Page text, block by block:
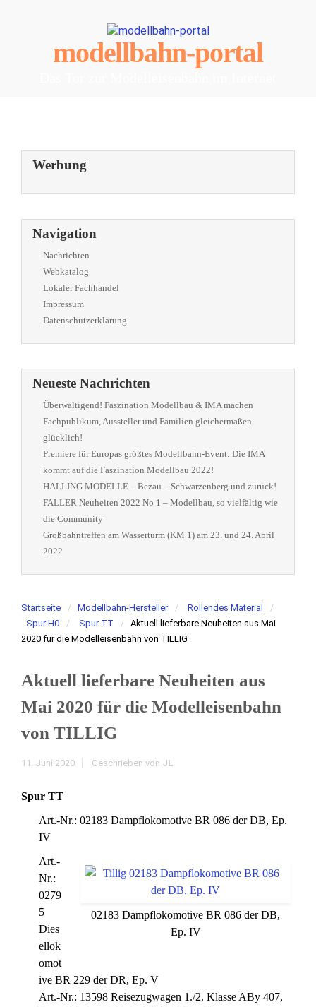
modellbahn-portal
Werbung
Navigation
Nachrichten
Webkatalog
Lokaler Fachhandel
Impressum
Datenschutzerklärung
Neueste Nachrichten
Überwältigend! Faszination Modellbau & IMA machen
Fachpublikum, Aussteller und Familien gleichermaßen
glücklich!
Premiere für Europas größtes Modellbahn-Event: Die IMA
kommt auf die Faszination Modellbau 2022!
HALLING MODELLE – Bezau – Schwarzenberg und zurück!
FALLER Neuheiten 2022 No 1 – Modellbau, so vielfältig wie
die Community
Großbahntreffen am Wasserturm (KM 1) am 23. und 24. April
2022
Startseite Modellbahn-Hersteller
Rollendes Material
Spur H0
Spur TT
Aktuell lieferbare Neuheiten aus Mai
2020 für die Modelleisenbahn von TILLIG
Aktuell lieferbare Neuheiten aus
Mai 2020 für die Modelleisenbahn
von TILLIG
11. Juni 2020 Geschrieben von JL
Spur TT
Art.-Nr.: 02183 Dampflokomotive BR 086 der DB, Ep.
IV
02183 Dampflokomotive BR 086 der DB,
Ep. IV
Art.-
Nr.:
0279
5
Dies
ellok
omot
ive BR 229 der DR, Ep. V
Art.-Nr.: 13598 Reisezugwagen 1./2. Klasse ABy 407,